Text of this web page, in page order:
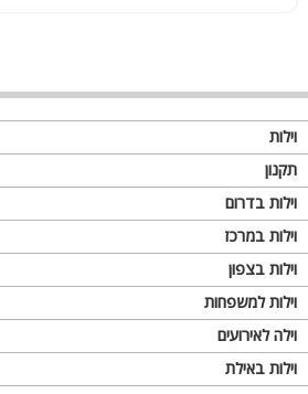
וילות
תקנון
וילות בדרום
וילות במרכז
וילות בצפון
וילות למשפחות
וילה לאירועים
וילות באילת